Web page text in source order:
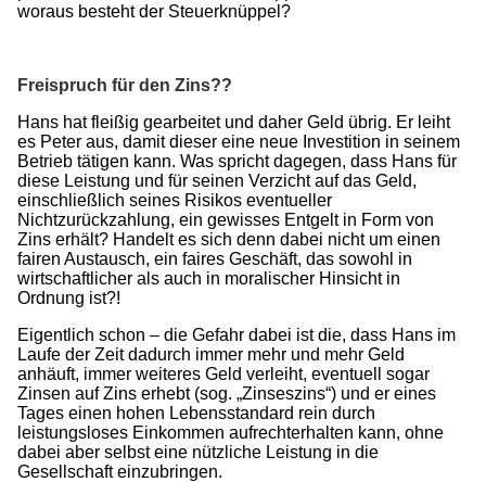
woraus besteht der Steuerknüppel?
Freispruch für den Zins??
Hans hat fleißig gearbeitet und daher Geld übrig. Er leiht
es Peter aus, damit dieser eine neue Investition in seinem
Betrieb tätigen kann. Was spricht dagegen, dass Hans für
diese Leistung und für seinen Verzicht auf das Geld,
einschließlich seines Risikos eventueller
Nichtzurückzahlung, ein gewisses Entgelt in Form von
Zins erhält? Handelt es sich denn dabei nicht um einen
fairen Austausch, ein faires Geschäft, das sowohl in
wirtschaftlicher als auch in moralischer Hinsicht in
Ordnung ist?!
Eigentlich schon – die Gefahr dabei ist die, dass Hans im
Laufe der Zeit dadurch immer mehr und mehr Geld
anhäuft, immer weiteres Geld verleiht, eventuell sogar
Zinsen auf Zins erhebt (sog. „Zinseszins“) und er eines
Tages einen hohen Lebensstandard rein durch
leistungsloses Einkommen aufrechterhalten kann, ohne
dabei aber selbst eine nützliche Leistung in die
Gesellschaft einzubringen.